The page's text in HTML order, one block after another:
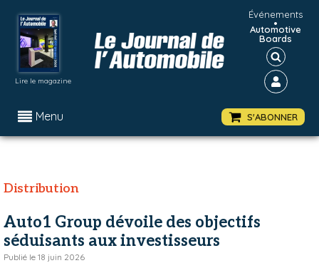
Lire le magazine
Événements
•
Automotive
Boards
Menu S'ABONNER
Distribution
Auto1 Group dévoile des objectifs
séduisants aux investisseurs
Publié le 18 juin 2026